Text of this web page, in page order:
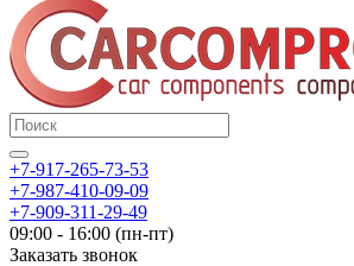
+7-917-265-73-53
+7-987-410-09-09
+7-909-311-29-49
09:00 - 16:00 (пн-пт)
Заказать звонок